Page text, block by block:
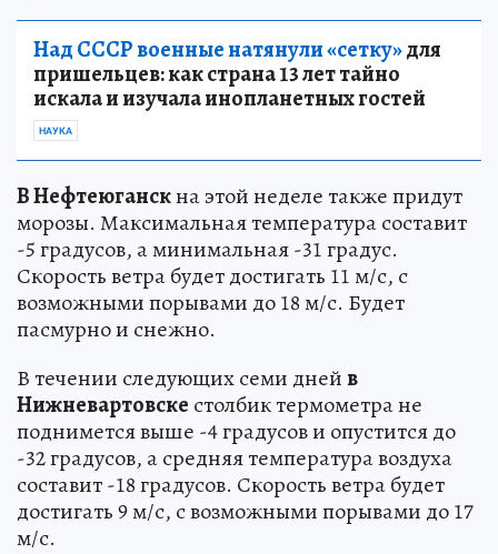
Над СССР военные натянули «сетку»для
пришельцев: как страна 13 лет тайно
искала и изучала инопланетных гостей
НАУКА
В Нефтеюганскна этой неделе также придут
морозы. Максимальная температура составит
-5 градусов, а минимальная -31 градус.
Скорость ветра будет достигать 11 м/с, с
возможными порывами до 18 м/с. Будет
пасмурно и снежно.
В течении следующих семи днейв
Нижневартовске столбик термометра не
поднимется выше -4 градусов и опустится до
-32 градусов, а средняя температура воздуха
составит -18 градусов. Скорость ветра будет
достигать 9 м/с, с возможными порывами до 17
м/с.